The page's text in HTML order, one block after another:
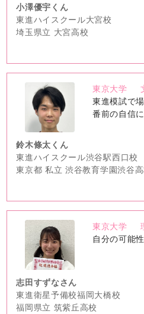
小澤優宇くん
東進ハイスクール大宮校
埼玉県立 大宮高校
no
image
東京大学
東進模試で
番前の自信
鈴木條太くん
東進ハイスクール渋谷駅西口校
東京都 私立 渋谷教育学園渋谷
no
image
東京大学
自分の可能
志田すずなさん
東進衛星予備校福岡大橋校
福岡県立 筑紫丘高校